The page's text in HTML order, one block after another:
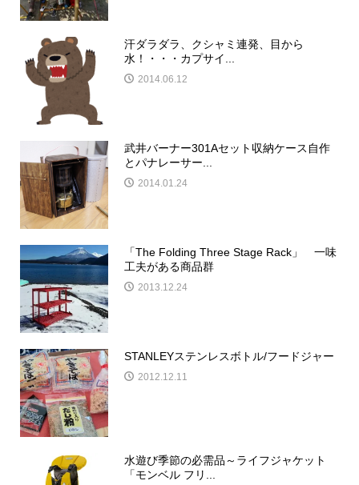
汗ダラダラ、クシャミ連発、目から
水！・・・カプサイ...
2014.06.12
武井バーナー301Aセット収納ケース自作
とパナレーサー...
2014.01.24
「The Folding Three Stage Rack」 一味
工夫がある商品群
2013.12.24
STANLEYステンレスボトル/フードジャー
2012.12.11
水遊び季節の必需品～ライフジャケット
「モンベル フリ...